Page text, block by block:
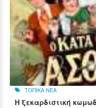
ΤΟΠΙΚΑ ΝΕΑ
Η ξεκαρδιστική